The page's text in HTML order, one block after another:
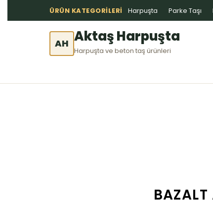
ÜRÜN KATEGORILERI Harpuşta Parke Taşı
AH Aktaş Harpuşta
Harpuşta ve beton taş ürünleri